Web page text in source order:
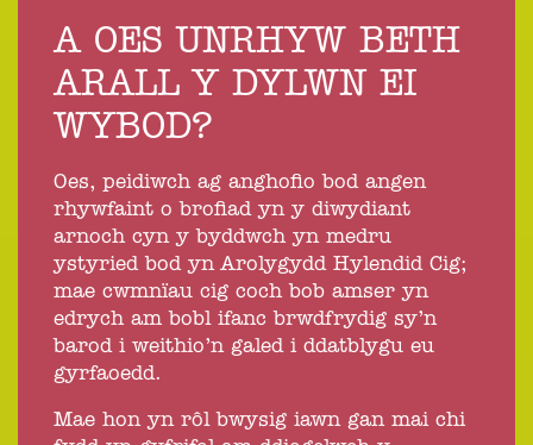
A OES UNRHYW BETH
ARALL Y DYLWN EI
WYBOD?
Oes, peidiwch ag anghofio bod angen
rhywfaint o brofiad yn y diwydiant
arnoch cyn y byddwch yn medru
ystyried bod yn Arolygydd Hylendid Cig;
mae cwmnïau cig coch bob amser yn
edrych am bobl ifanc brwdfrydig sy’n
barod i weithio’n galed i ddatblygu eu
gyrfaoedd.
Mae hon yn rôl bwysig iawn gan mai chi